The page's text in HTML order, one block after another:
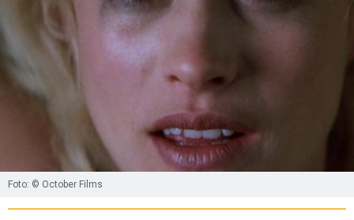
Foto: © October Films